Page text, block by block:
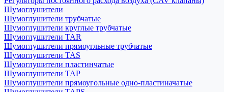
Шумоглушители
Шумоглушители трубчатые
Шумоглушители круглые трубчатые
Шумоглушители TAR
Шумоглушители прямоугльные трубчатые
Шумоглушители TAS
Шумоглушители пластинчатые
Шумоглушители TAP
Шумоглушители прямоугольные одно-пластиначатые